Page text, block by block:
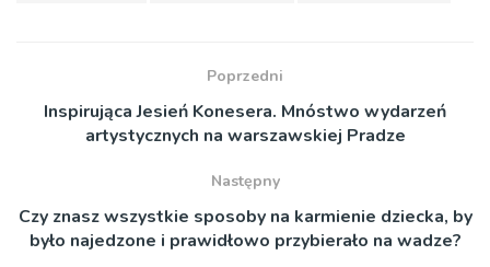
Poprzedni
Inspirująca Jesień Konesera. Mnóstwo wydarzeń
artystycznych na warszawskiej Pradze
Następny
Czy znasz wszystkie sposoby na karmienie dziecka, by
było najedzone i prawidłowo przybierało na wadze?